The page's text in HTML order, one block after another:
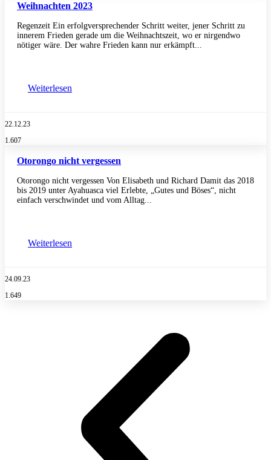
Weihnachten 2023
Regenzeit Ein erfolgversprechender Schritt weiter, jener Schritt zu
innerem Frieden gerade um die Weihnachtszeit, wo er nirgendwo
nötiger wäre. Der wahre Frieden kann nur erkämpft...
Weiterlesen
22.12.23
1.607
Otorongo nicht vergessen
Otorongo nicht vergessen Von Elisabeth und Richard Damit das 2018
bis 2019 unter Ayahuasca viel Erlebte, „Gutes und Böses“, nicht
einfach verschwindet und vom Alltag...
Weiterlesen
24.09.23
1.649